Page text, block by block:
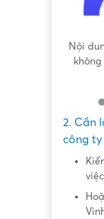
Nội
2. Cần
công ty